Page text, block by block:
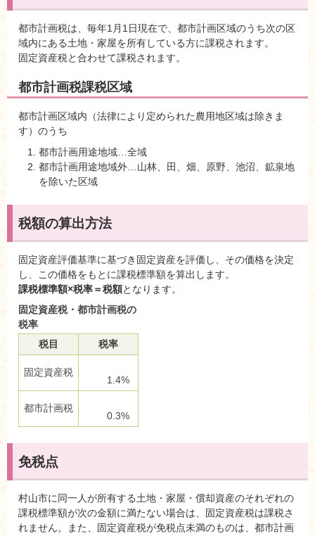
都市計画税は、毎年1月1日現在で、都市計画区域のうち次の区
域内にある土地・家屋を所有している方に課税されます。
固定資産税と合わせて課税されます。
都市計画税課税区域
都市計画区域内（法律により定められた農用地区域は除きま
す）のうち
都市計画用途地域…全域
都市計画用途地域外…山林、田、畑、原野、池沼、鉱泉地
を除いた区域
税額の算出方法
固定資産評価基準に基づき固定資産を評価し、その価格を決定
し、この価格をもとに課税標準額を算出します。
課税標準額×税率＝税額となります。
固定資産税・都市計画税の
税率
税目 税率
固定資産税
1.4%
都市計画税
0.3%
免税点
村山市に同一人が所有する土地・家屋・償却資産のそれぞれの
課税標準額が次の金額に満たない場合は、固定資産税は課税さ
れません。また、固定資産税が免税点未満のものは、都市計画